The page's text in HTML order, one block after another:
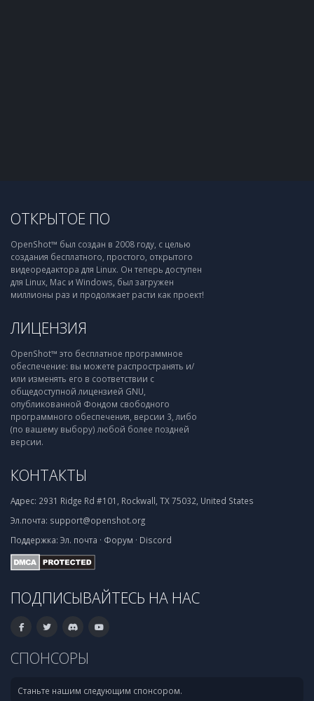
ОТКРЫТОЕ ПО
OpenShot™ был создан в 2008 году, с целью
создания бесплатного, простого, открытого
видеоредактора для Linux. Он теперь доступен
для Linux, Mac и Windows, был загружен
миллионы раз и продолжает расти как проект!
ЛИЦЕНЗИЯ
OpenShot™ это бесплатное программное
обеспечение: вы можете распространять и/
или изменять его в соответствии с
общедоступной лицензией GNU,
опубликованной Фондом свободного
программного обеспечения, версии 3, либо
(по вашему выбору) любой более поздней
версии.
КОНТАКТЫ
Адрес: 2931 Ridge Rd #101, Rockwall, TX 75032, United States
Эл.почта: support@openshot.org
Поддержка: Эл. почта · Форум · Discord
ПОДПИСЫВАЙТЕСЬ НА НАС
СПОНСОРЫ
Станьте нашим следующим спонсором.